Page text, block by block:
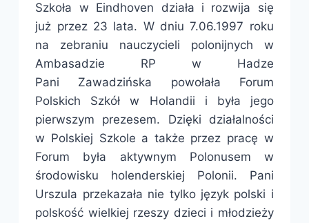
Szkoła w Eindhoven działa i rozwija się
już przez 23 lata. W dniu 7.06.1997 roku
na zebraniu nauczycieli polonijnych w
Ambasadzie RP w Hadze
Pani Zawadzińska powołała Forum
Polskich Szkół w Holandii i była jego
pierwszym prezesem. Dzięki działalności
w Polskiej Szkole a także przez pracę w
Forum była aktywnym Polonusem w
środowisku holenderskiej Polonii. Pani
Urszula przekazała nie tylko język polski i
polskość wielkiej rzeszy dzieci i młodzieży